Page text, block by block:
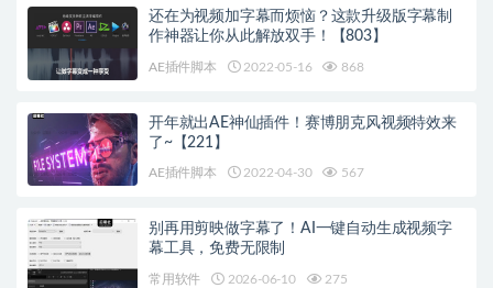
还在为视频加字幕而烦恼？这款升级版字幕制
作神器让你从此解放双手！【803】
AE插件脚本 2022-05-16 868
开年就出AE神仙插件！赛博朋克风视频特效来
了~【221】
AE插件脚本 2022-04-30 567
别再用剪映做字幕了！AI一键自动生成视频字
幕工具，免费无限制
常用软件 2026-06-10 275